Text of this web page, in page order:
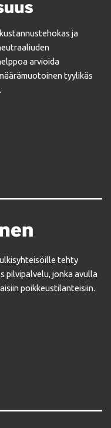
ja
arvioida
tyylikäs
tehty
pilvipalvelu, jonka avulla
poikkeustilanteisiin.